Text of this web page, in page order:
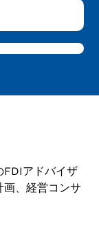
FDIアドバイザ
画、経営コンサ